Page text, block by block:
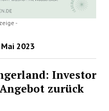
-
2023
Investor
zurück